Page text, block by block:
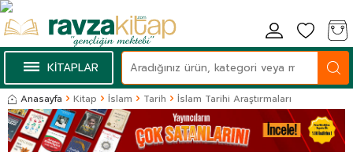
KİTAPLAR
Anasayfa Kitap İslam Tarih İslam Tarihi Araştırmaları